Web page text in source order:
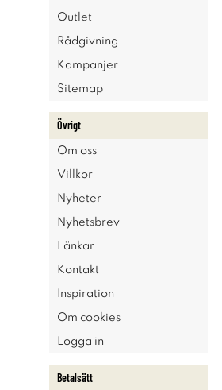
Outlet
Rådgivning
Kampanjer
Sitemap
Övrigt
Om oss
Villkor
Nyheter
Nyhetsbrev
Länkar
Kontakt
Inspiration
Om cookies
Logga in
Betalsätt